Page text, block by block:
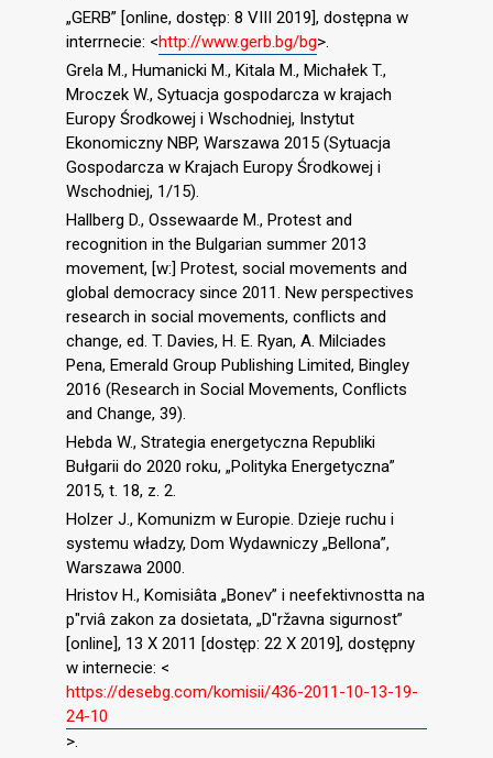
„GERB” [online, dostęp: 8 VIII 2019], dostępna w
interrnecie: <http://www.gerb.bg/bg>.
Grela M., Humanicki M., Kitala M., Michałek T.,
Mroczek W., Sytuacja gospodarcza w krajach
Europy Środkowej i Wschodniej, Instytut
Ekonomiczny NBP, Warszawa 2015 (Sytuacja
Gospodarcza w Krajach Europy Środkowej i
Wschodniej, 1/15).
Hallberg D., Ossewaarde M., Protest and
recognition in the Bulgarian summer 2013
movement, [w:] Protest, social movements and
global democracy since 2011. New perspectives
research in social movements, conﬂicts and
change, ed. T. Davies, H. E. Ryan, A. Milciades
Pena, Emerald Group Publishing Limited, Bingley
2016 (Research in Social Movements, Conﬂicts
and Change, 39).
Hebda W., Strategia energetyczna Republiki
Bułgarii do 2020 roku, „Polityka Energetyczna”
2015, t. 18, z. 2.
Holzer J., Komunizm w Europie. Dzieje ruchu i
systemu władzy, Dom Wydawniczy „Bellona”,
Warszawa 2000.
Hristov H., Komisiâta „Bonev” i neefektivnostta na
p″rviâ zakon za dosietata, „D″ržavna sigurnost”
[online], 13 X 2011 [dostęp: 22 X 2019], dostępny
w internecie: <
https://desebg.com/komisii/436-2011-10-13-19-
24-10
>.